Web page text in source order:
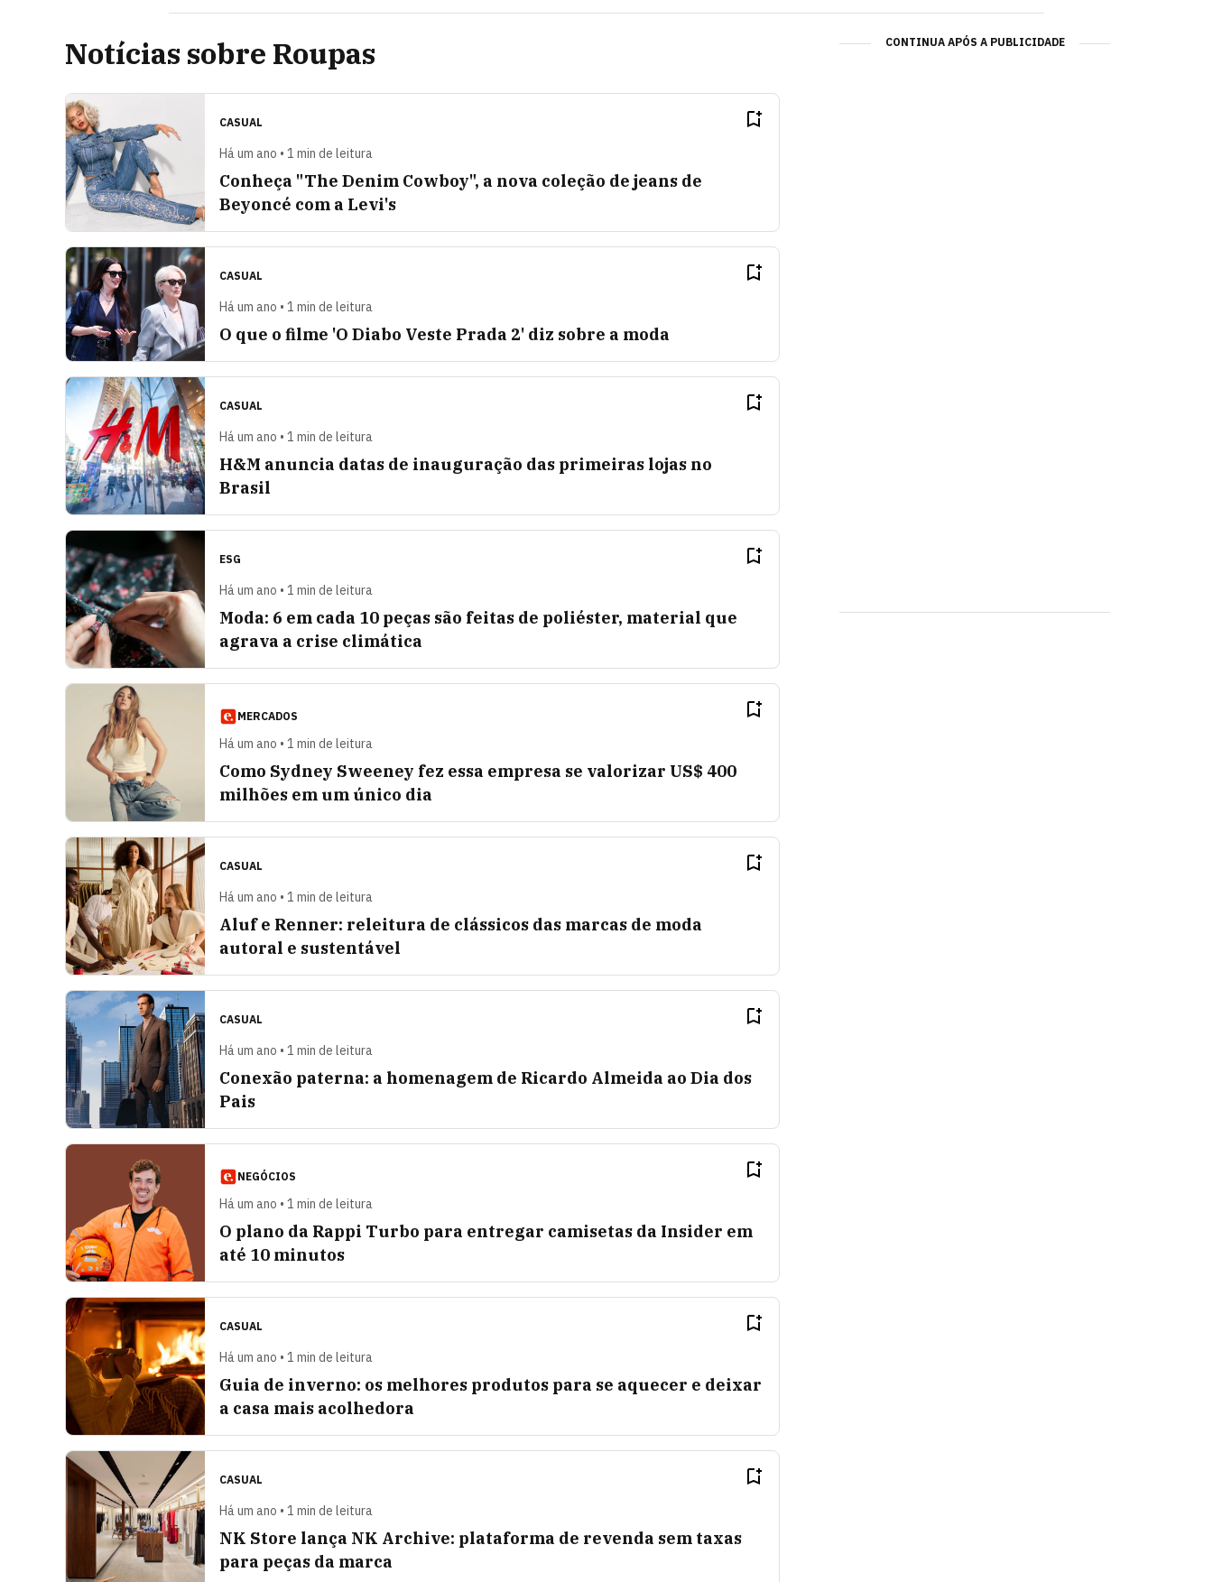
Notícias sobre Roupas
CASUAL
Há um ano • 1 min de leitura
Conheça "The Denim Cowboy", a nova coleção de jeans de
Beyoncé com a Levi's
CASUAL
Há um ano • 1 min de leitura
O que o filme 'O Diabo Veste Prada 2' diz sobre a moda
CASUAL
Há um ano • 1 min de leitura
H&M anuncia datas de inauguração das primeiras lojas no
Brasil
ESG
Há um ano • 1 min de leitura
Moda: 6 em cada 10 peças são feitas de poliéster, material que
agrava a crise climática
MERCADOS
Há um ano • 1 min de leitura
Como Sydney Sweeney fez essa empresa se valorizar US$ 400
milhões em um único dia
CASUAL
Há um ano • 1 min de leitura
Aluf e Renner: releitura de clássicos das marcas de moda
autoral e sustentável
CASUAL
Há um ano • 1 min de leitura
Conexão paterna: a homenagem de Ricardo Almeida ao Dia dos
Pais
NEGÓCIOS
Há um ano • 1 min de leitura
O plano da Rappi Turbo para entregar camisetas da Insider em
até 10 minutos
CASUAL
Há um ano • 1 min de leitura
Guia de inverno: os melhores produtos para se aquecer e deixar
a casa mais acolhedora
CASUAL
Há um ano • 1 min de leitura
NK Store lança NK Archive: plataforma de revenda sem taxas
para peças da marca
CONTINUA APÓS A PUBLICIDADE